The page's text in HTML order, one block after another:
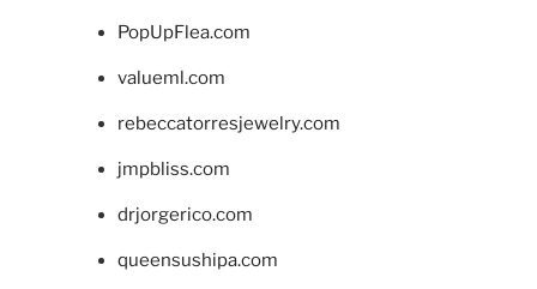
PopUpFlea.com
valueml.com
rebeccatorresjewelry.com
jmpbliss.com
drjorgerico.com
queensushipa.com